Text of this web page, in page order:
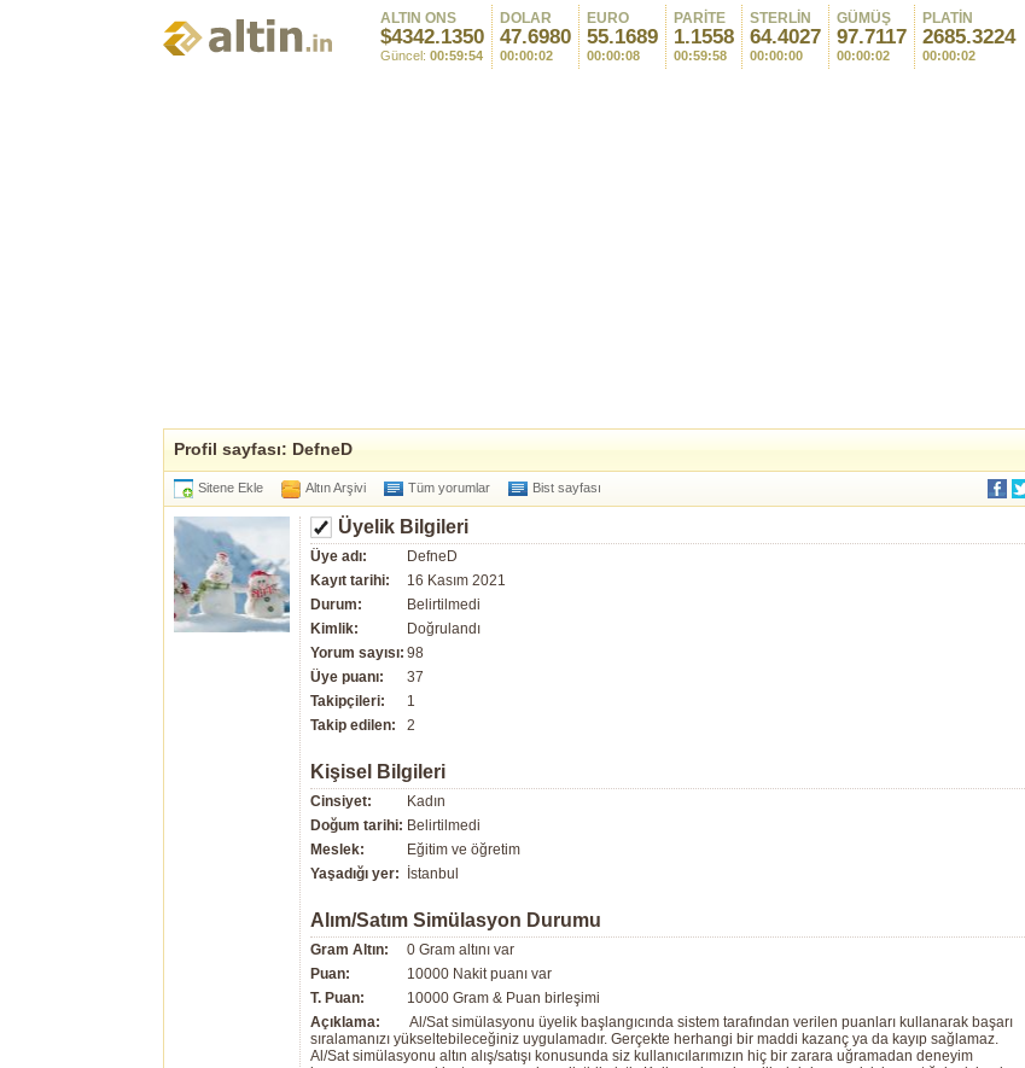
ALTIN ONS
$4342.1350
Güncel: 00:59:54
DOLAR
47.6980
00:00:02
EURO
55.1689
00:00:08
PARİTE
1.1558
00:59:58
STERLİN
64.4027
00:00:00
GÜMÜŞ
97.7117
00:00:02
PLATİN
2685.3224
00:00:02
Profil sayfası: DefneD
Sitene Ekle Altın Arşivi Tüm yorumlar Bist sayfası
Üyelik Bilgileri
Üye adı:
DefneD
Kayıt tarihi:
16 Kasım 2021
Durum:
Belirtilmedi
Kimlik:
Doğrulandı
Yorum sayısı: 98
Üye puanı:
37
Takipçileri:
1
Takip edilen:
2
Kişisel Bilgileri
Cinsiyet:
Kadın
Doğum tarihi: Belirtilmedi
Meslek:
Eğitim ve öğretim
Yaşadığı yer:
İstanbul
Alım/Satım Simülasyon Durumu
Gram Altın:
0 Gram altını var
Puan:
10000 Nakit puanı var
T. Puan:
10000 Gram & Puan birleşimi
Açıklama:
Al/Sat simülasyonu üyelik başlangıcında sistem tarafından verilen puanları kullanarak başarı
sıralamanızı yükseltebileceğiniz uygulamadır. Gerçekte herhangi bir maddi kazanç ya da kayıp sağlamaz.
Al/Sat simülasyonu altın alış/satışı konusunda siz kullanıcılarımızın hiç bir zarara uğramadan deneyim